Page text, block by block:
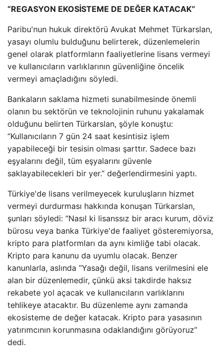
“REGASYON EKOSİSTEME DE DEĞER KATACAK”
Paribu'nun hukuk direktörü Avukat Mehmet Türkarslan,
yasayı olumlu bulduğunu belirterek, düzenlemelerin
genel olarak platformların faaliyetlerine lisans vermeyi
ve kullanıcıların varlıklarının güvenliğine öncelik
vermeyi amaçladığını söyledi.
Bankaların saklama hizmeti sunabilmesinde önemli
olanın bu sektörün ve teknolojinin ruhunu yakalamak
olduğunu belirten Türkarslan, şöyle konuştu:
“Kullanıcıların 7 gün 24 saat kesintisiz işlem
yapabileceği bir tesisin olması şarttır. Sadece bazı
eşyalarını değil, tüm eşyalarını güvenle
saklayabilecekleri bir yer.” değerlendirmesini yaptı.
Türkiye'de lisans verilmeyecek kuruluşların hizmet
vermeyi durdurması hakkında konuşan Türkarslan,
şunları söyledi: “Nasıl ki lisanssız bir aracı kurum, döviz
bürosu veya banka Türkiye'de faaliyet gösteremiyorsa,
kripto para platformları da aynı kimliğe tabi olacak.
Kripto para kanunu da uyumlu olacak. Benzer
kanunlarla, aslında “Yasağı değil, lisans verilmesini ele
alan bir düzenlemedir, çünkü aksi takdirde haksız
rekabete yol açacak ve kullanıcıların varlıklarını
tehlikeye atacaktır. Bu düzenleme aynı zamanda
ekosisteme de değer katacak. Kripto para yasasının
yatırımcının korunmasına odaklandığını görüyoruz”
dedi.